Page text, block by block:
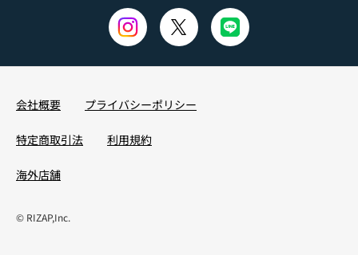
会社概要 プライバシーポリシー
特定商取引法 利用規約
海外店舗
© RIZAP,Inc.